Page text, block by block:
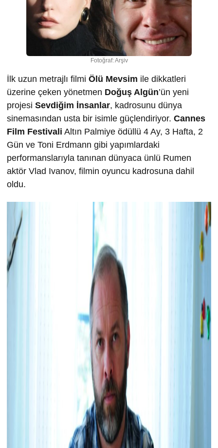
Fotoğraf: Arşiv
İlk uzun metrajlı filmi Ölü Mevsim ile dikkatleri
üzerine çeken yönetmen Doğuş Algün’ün yeni
projesi Sevdiğim İnsanlar, kadrosunu dünya
sinemasından usta bir isimle güçlendiriyor. Cannes
Film Festivali Altın Palmiye ödüllü 4 Ay, 3 Hafta, 2
Gün ve Toni Erdmann gibi yapımlardaki
performanslarıyla tanınan dünyaca ünlü Rumen
aktör Vlad Ivanov, filmin oyuncu kadrosuna dahil
oldu.